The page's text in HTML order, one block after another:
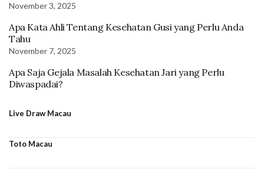
November 3, 2025
Apa Kata Ahli Tentang Kesehatan Gusi yang Perlu Anda
Tahu
November 7, 2025
Apa Saja Gejala Masalah Kesehatan Jari yang Perlu
Diwaspadai?
Live Draw Macau
Toto Macau